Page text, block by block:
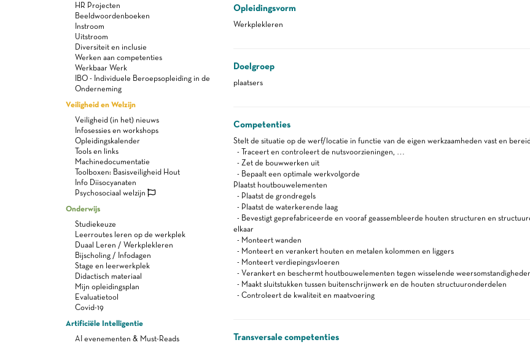
HR Projecten
Beeldwoordenboeken
Instroom
Uitstroom
Diversiteit en inclusie
Werken aan competenties
Werkbaar Werk
IBO - Individuele Beroepsopleiding in de
Onderneming
Veiligheid en Welzijn
Veiligheid (in het) nieuws
Infosessies en workshops
Opleidingskalender
Tools en links
Machinedocumentatie
Toolboxen: Basisveiligheid Hout
Info Diisocyanaten
Psychosociaal welzijn
Onderwijs
Studiekeuze
Leerroutes leren op de werkplek
Duaal Leren / Werkplekleren
Bijscholing / Infodagen
Stage en leerwerkplek
Didactisch materiaal
Mijn opleidingsplan
Evaluatietool
Covid-19
Artificiële Intelligentie
AI evenementen & Must-Reads
Opleidingsvorm
Werkplekleren
Doelgroep
plaatsers
Competenties
Stelt de situatie op de werf/locatie in functie van de eigen werkzaamheden vast en
- Traceert en controleert de nutsvoorzieningen, …
- Zet de bouwwerken uit
- Bepaalt een optimale werkvolgorde
Plaatst houtbouwelementen
- Plaatst de grondregels
- Plaatst de waterkerende laag
- Bevestigt geprefabriceerde en vooraf geassembleerde houten structuren en
elkaar
- Monteert wanden
- Monteert en verankert houten en metalen kolommen en liggers
- Monteert verdiepingsvloeren
- Verankert en beschermt houtbouwelementen tegen wisselende
- Maakt sluitstukken tussen buitenschrijnwerk en de houten structuuronderdelen
- Controleert de kwaliteit en maatvoering
Transversale competenties